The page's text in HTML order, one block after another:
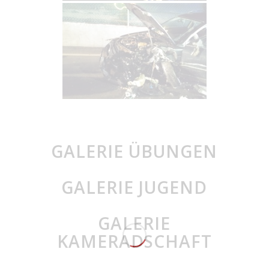
GALERIE ÜBUNGEN
GALERIE JUGEND
GALERIE
KAMERADSCHAFT